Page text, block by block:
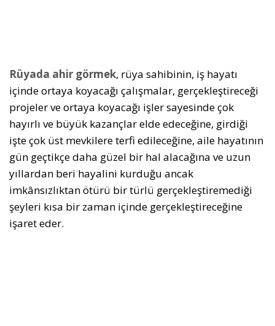
Rüyada ahir görmek, rüya sahibinin, iş hayatı
içinde ortaya koyacağı çalışmalar, gerçekleştireceği
projeler ve ortaya koyacağı işler sayesinde çok
hayırlı ve büyük kazançlar elde edeceğine, girdiği
işte çok üst mevkilere terfi edileceğine, aile hayatının
gün geçtikçe daha güzel bir hal alacağına ve uzun
yıllardan beri hayalini kurduğu ancak
imkânsızlıktan ötürü bir türlü gerçekleştiremediği
şeyleri kısa bir zaman içinde gerçekleştireceğine
işaret eder.